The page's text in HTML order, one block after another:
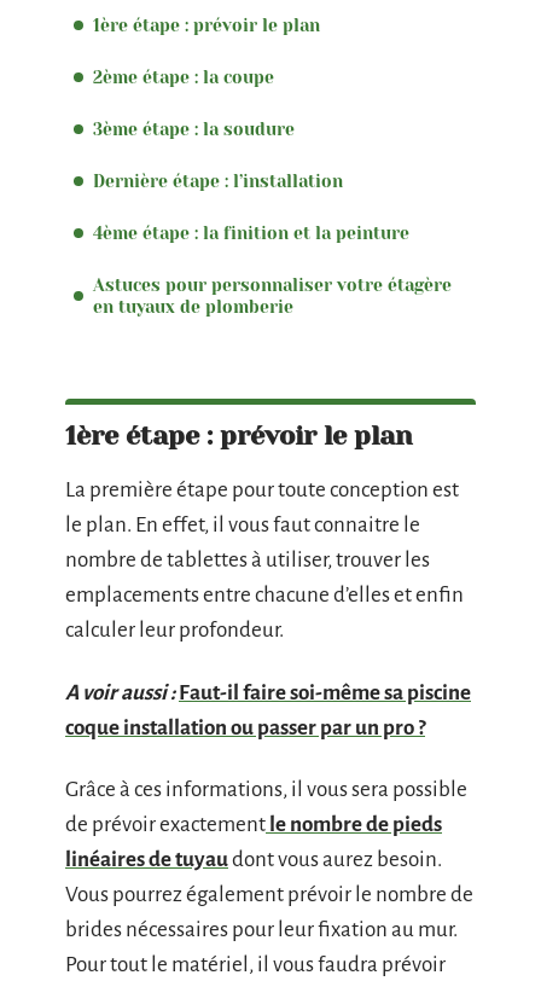
1ère étape : prévoir le plan
2ème étape : la coupe
3ème étape : la soudure
Dernière étape : l’installation
4ème étape : la finition et la peinture
Astuces pour personnaliser votre étagère
en tuyaux de plomberie
1ère étape : prévoir le plan
La première étape pour toute conception est
le plan. En effet, il vous faut connaitre le
nombre de tablettes à utiliser, trouver les
emplacements entre chacune d’elles et enfin
calculer leur profondeur.
A voir aussi : Faut-il faire soi-même sa piscine
coque installation ou passer par un pro ?
Grâce à ces informations, il vous sera possible
de prévoir exactement le nombre de pieds
linéaires de tuyaudont vous aurez besoin.
Vous pourrez également prévoir le nombre de
brides nécessaires pour leur fixation au mur.
Pour tout le matériel, il vous faudra prévoir